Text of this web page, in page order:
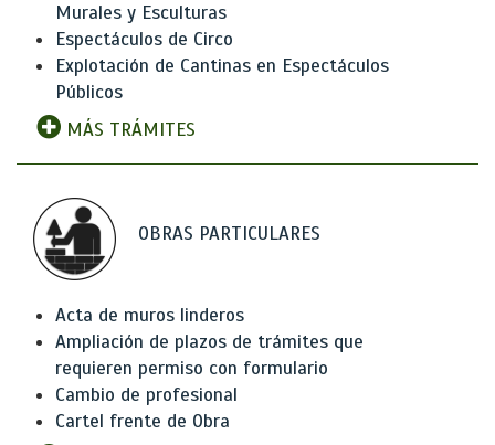
Murales y Esculturas
Espectáculos de Circo
Explotación de Cantinas en Espectáculos
Públicos
MÁS TRÁMITES
OBRAS PARTICULARES
Acta de muros linderos
Ampliación de plazos de trámites que
requieren permiso con formulario
Cambio de profesional
Cartel frente de Obra